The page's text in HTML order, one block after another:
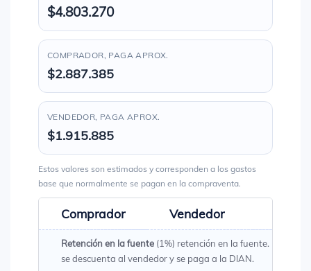
$4.803.270
COMPRADOR, PAGA APROX.
$2.887.385
VENDEDOR, PAGA APROX.
$1.915.885
Estos valores son estimados y corresponden a los gastos
base que normalmente se pagan en la compraventa.
Comprador Vendedor
Retención en la fuente (1%) retención en la fuente. Es un
se descuenta al vendedor y se paga a la DIAN.